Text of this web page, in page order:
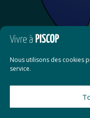
Nous utilisons des cookies
service.